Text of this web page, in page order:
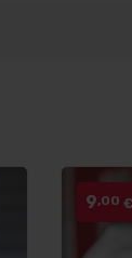
9,00 €